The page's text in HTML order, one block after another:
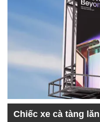
Chiếc xe cà tàng